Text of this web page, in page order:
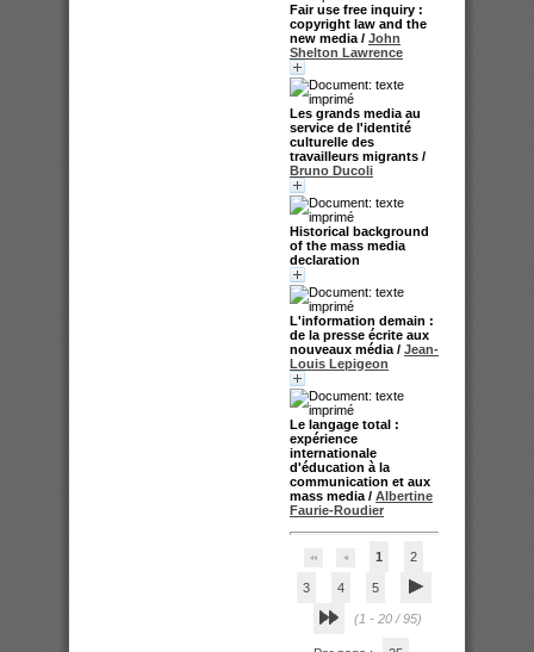
Fair use free inquiry :
copyright law and the
new media / John
Shelton Lawrence
Les grands media au
service de l'identité
culturelle des
travailleurs migrants /
Bruno Ducoli
Historical background
of the mass media
declaration
L'information demain :
de la presse écrite aux
nouveaux média / Jean-
Louis Lepigeon
Le langage total :
expérience
internationale
d'éducation à la
communication et aux
mass media / Albertine
Faurie-Roudier
1 2
3 4 5
(1 - 20 / 95)